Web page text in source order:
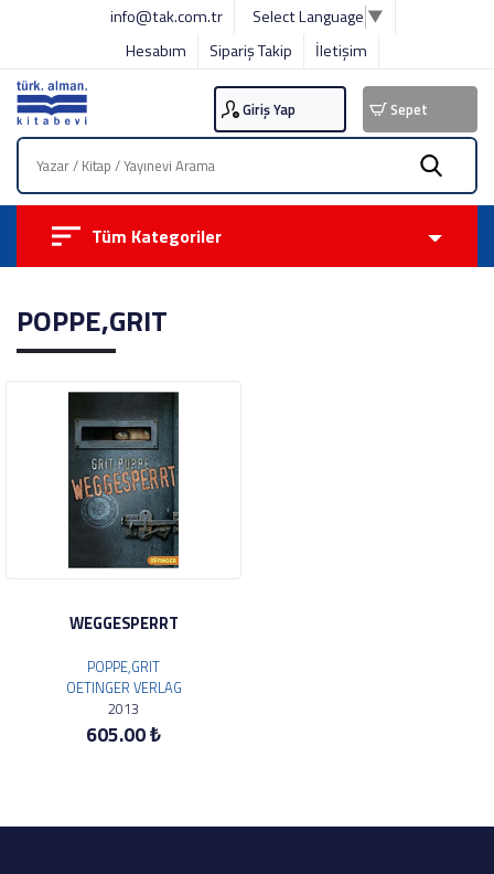
info@tak.com.tr Select Language ▼
Hesabım
Sipariş Takip İletişim
Giriş Yap Sepet
Tüm Kategoriler
POPPE,GRIT
WEGGESPERRT
POPPE,GRIT
OETINGER VERLAG
2013
605.00 ₺